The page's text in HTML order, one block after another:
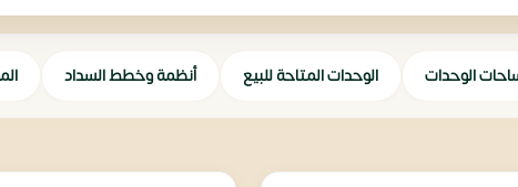
الوحدات الوحدات المتاحة للبيع أنظمة وخطط السداد